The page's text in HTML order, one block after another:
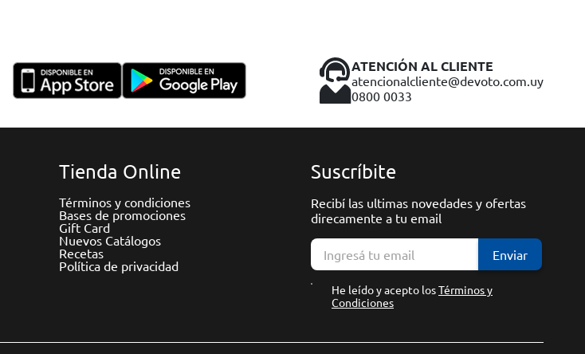
ATENCIÓN AL CLIENTE
atencionalcliente@devoto.com.uy
0800 0033
Tienda Online
Términos y condiciones
Bases de promociones
Gift Card
Nuevos Catálogos
Recetas
Política de privacidad
Suscríbite
Recibí las ultimas novedades y ofertas
direcamente a tu email
Enviar
He leído y acepto losTérminos y
Condiciones